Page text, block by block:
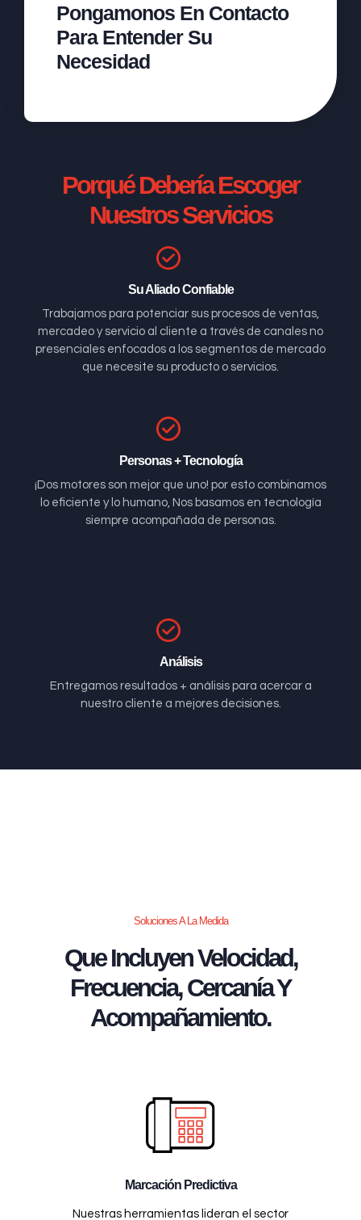
Pongamonos En Contacto
Para Entender Su
Necesidad
Porqué Debería Escoger
Nuestros Servicios
Su Aliado Confiable
Trabajamos para potenciar sus procesos de ventas,
mercadeo y servicio al cliente a través de canales no
presenciales enfocados a los segmentos de mercado
que necesite su producto o servicios.
Personas + Tecnología
¡Dos motores son mejor que uno! por esto combinamos
lo eficiente y lo humano, Nos basamos en tecnología
siempre acompañada de personas.
Análisis
Entregamos resultados + análisis para acercar a
nuestro cliente a mejores decisiones.
Soluciones A La Medida
Que Incluyen Velocidad,
Frecuencia, Cercanía Y
Acompañamiento.
Marcación Predictiva
Nuestras herramientas lideran el sector